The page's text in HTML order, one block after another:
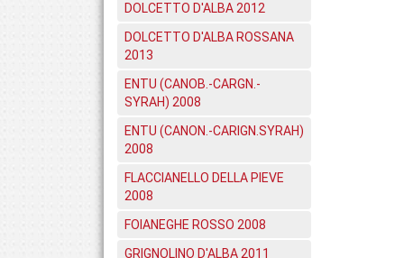
DOLCETTO D'ALBA 2012
DOLCETTO D'ALBA ROSSANA
2013
ENTU (CANOB.-CARGN.-
SYRAH) 2008
ENTU (CANON.-CARIGN.SYRAH)
2008
FLACCIANELLO DELLA PIEVE
2008
FOIANEGHE ROSSO 2008
GRIGNOLINO D'ALBA 2011